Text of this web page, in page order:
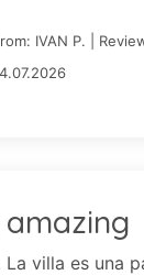
IVAN P. |
villa es una